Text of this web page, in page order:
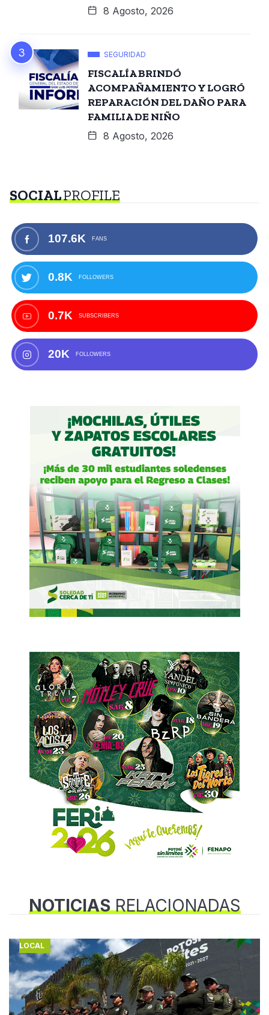
8 Agosto, 2026
SEGURIDAD
FISCALÍA BRINDÓ
ACOMPAÑAMIENTO Y LOGRÓ
REPARACIÓN DEL DAÑO PARA
FAMILIA DE NIÑO
8 Agosto, 2026
SOCIALPROFILE
107.6K FANS
0.8K FOLLOWERS
0.7K SUBSCRIBERS
20K FOLLOWERS
NOTICIASRELACIONADAS
LOCAL